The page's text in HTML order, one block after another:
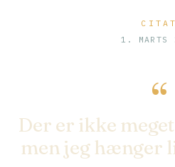
CITAT
1. MARTS
“
Der er ikke
men jeg hænger